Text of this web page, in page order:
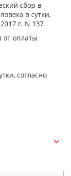
сбор в
в сутки,
г. N 137
от оплаты
согласно